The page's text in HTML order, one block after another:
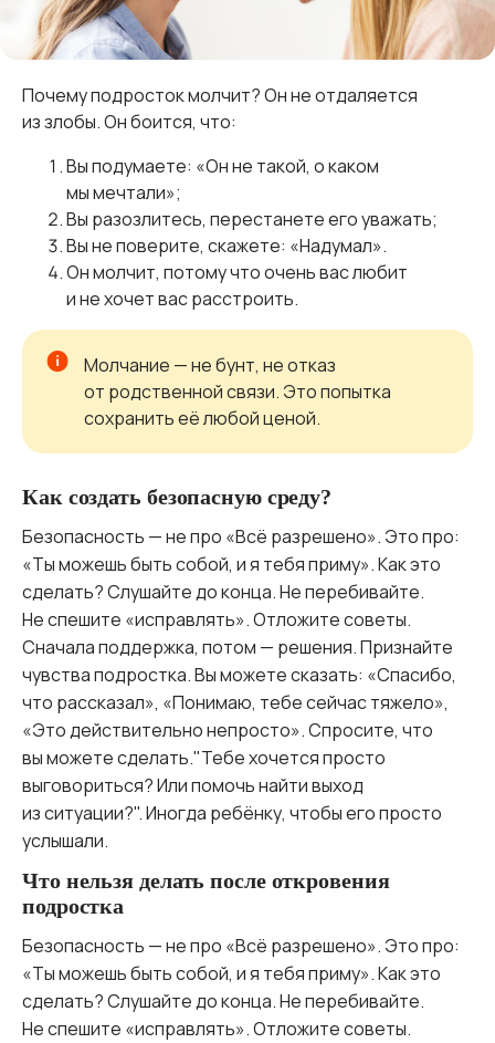
Почему подросток молчит? Он не отдаляется
из злобы. Он боится, что:
Вы подумаете: «Он не такой, о каком
мы мечтали»;
Вы разозлитесь, перестанете его уважать;
Вы не поверите, скажете: «Надумал».
Он молчит, потому что очень вас любит
и не хочет вас расстроить.
Молчание — не бунт, не отказ
от родственной связи. Это попытка
сохранить её любой ценой.
Как создать безопасную среду?
Безопасность — не про «Всё разрешено». Это про:
«Ты можешь быть собой, и я тебя приму». Как это
сделать? Слушайте до конца. Не перебивайте.
Не спешите «исправлять». Отложите советы.
Сначала поддержка, потом — решения. Признайте
чувства подростка. Вы можете сказать: «Спасибо,
что рассказал», «Понимаю, тебе сейчас тяжело»,
«Это действительно непросто». Спросите, что
вы можете сделать."Тебе хочется просто
выговориться? Или помочь найти выход
из ситуации?". Иногда ребёнку, чтобы его просто
услышали.
Что нельзя делать после откровения
подростка
Безопасность — не про «Всё разрешено». Это про:
«Ты можешь быть собой, и я тебя приму». Как это
сделать? Слушайте до конца. Не перебивайте.
Не спешите «исправлять». Отложите советы.